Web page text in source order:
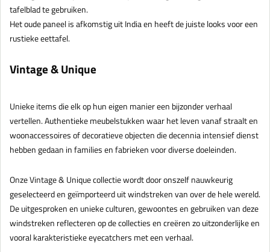
tafelblad te gebruiken.
Het oude paneel is afkomstig uit India en heeft de juiste looks voor een
rustieke eettafel.
Vintage & Unique
Unieke items die elk op hun eigen manier een bijzonder verhaal
vertellen. Authentieke meubelstukken waar het leven vanaf straalt en
woonaccessoires of decoratieve objecten die decennia intensief dienst
hebben gedaan in families en fabrieken voor diverse doeleinden.
Onze Vintage & Unique collectie wordt door onszelf nauwkeurig
geselecteerd en geïmporteerd uit windstreken van over de hele wereld.
De uitgesproken en unieke culturen, gewoontes en gebruiken van deze
windstreken reflecteren op de collecties en creëren zo uitzonderlijke en
vooral karakteristieke eyecatchers met een verhaal.